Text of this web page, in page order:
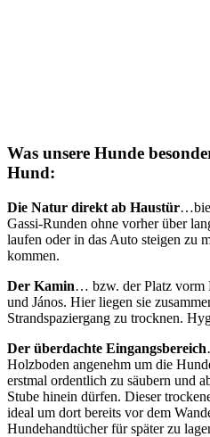
Was unsere Hunde
Hund:
Die Natur direkt ab Haustür
Gassi-Runden ohne vorher über
laufen oder in das Auto steigen zu
kommen.
Der Kamin… bzw. der Platz vorm
und János. Hier liegen sie
Strandspaziergang zu trocknen.
Der überdachte Eingangsbereich
Holzboden angenehm um die
erstmal ordentlich zu säubern und
Stube hinein dürfen. Dieser
ideal um dort bereits vor dem
Hundehandtücher für später zu